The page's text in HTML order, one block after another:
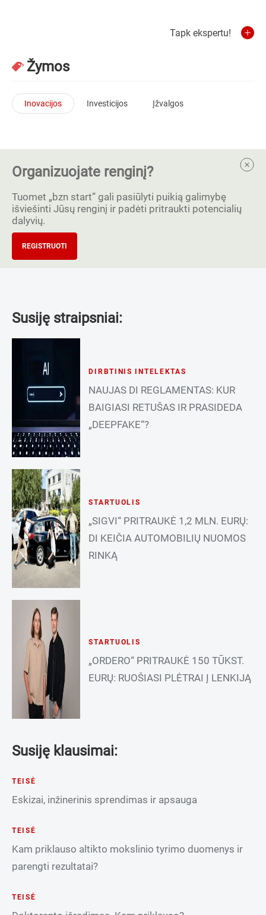
Tapk ekspertu!
Žymos
Inovacijos Investicijos Įžvalgos
Organizuojate renginį?
Tuomet „bzn start” gali pasiūlyti puikią galimybę
išviešinti Jūsų renginį ir padėti pritraukti potencialių
dalyvių.
REGISTRUOTI
Susiję straipsniai:
DIRBTINIS INTELEKTAS
NAUJAS DI REGLAMENTAS: KUR
BAIGIASI RETUŠAS IR PRASIDEDA
„DEEPFAKE“?
STARTUOLIS
„SIGVI“ PRITRAUKĖ 1,2 MLN. EURŲ:
DI KEIČIA AUTOMOBILIŲ NUOMOS
RINKĄ
STARTUOLIS
„ORDERO“ PRITRAUKĖ 150 TŪKST.
EURŲ: RUOŠIASI PLĖTRAI Į LENKIJĄ
Susiję klausimai:
TEISĖ
Eskizai, inžinerinis sprendimas ir apsauga
TEISĖ
Kam priklauso altikto mokslinio tyrimo duomenys ir
parengti rezultatai?
TEISĖ